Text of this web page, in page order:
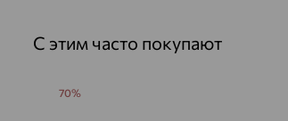
С этим часто покупают
70%